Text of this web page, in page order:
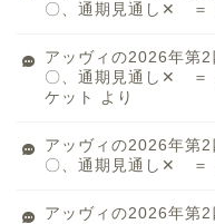
〇、通期見通し✕ ＝
アッヴィの2026年第
〇、通期見通し✕ ＝
ケット
より
アッヴィの2026年第
〇、通期見通し✕ ＝
アッヴィの2026年第